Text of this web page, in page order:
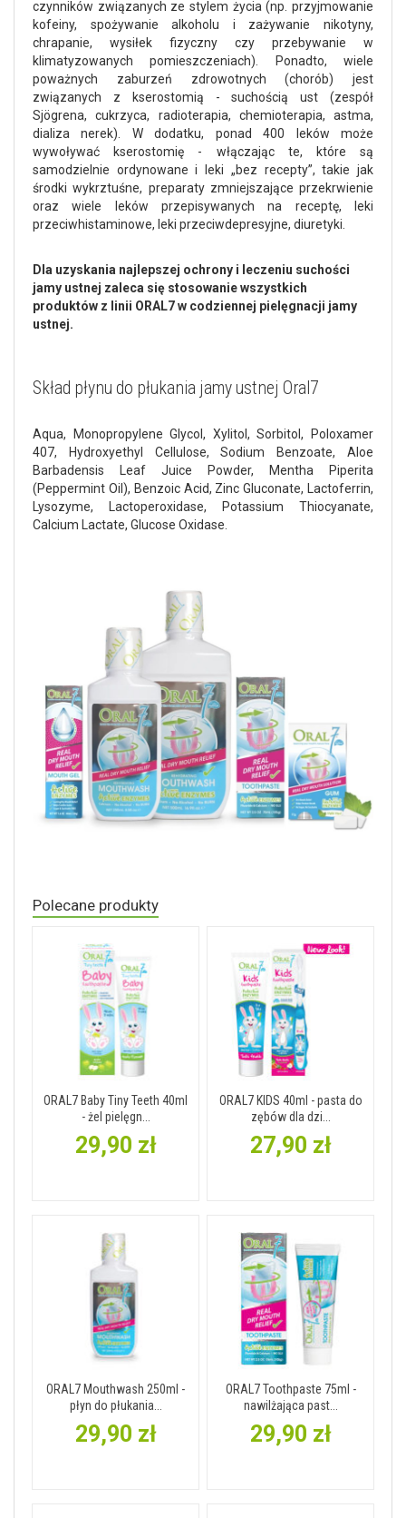
czynników związanych ze stylem życia (np. przyjmowanie
kofeiny, spożywanie alkoholu i zażywanie nikotyny,
chrapanie, wysiłek fizyczny czy przebywanie w
klimatyzowanych pomieszczeniach). Ponadto, wiele
poważnych zaburzeń zdrowotnych (chorób) jest
związanych z kserostomią - suchością ust (zespół
Sjögrena, cukrzyca, radioterapia, chemioterapia, astma,
dializa nerek). W dodatku, ponad 400 leków może
wywoływać kserostomię - włączając te, które są
samodzielnie ordynowane i leki „bez recepty”, takie jak
środki wykrztuśne, preparaty zmniejszające przekrwienie
oraz wiele leków przepisywanych na receptę, leki
przeciwhistaminowe, leki przeciwdepresyjne, diuretyki.
Dla uzyskania najlepszej ochrony i leczeniu suchości
jamy ustnej zaleca się stosowanie wszystkich
produktów z linii ORAL7 w codziennej pielęgnacji jamy
ustnej.
Skład płynu do płukania jamy ustnej Oral7
Aqua, Monopropylene Glycol, Xylitol, Sorbitol, Poloxamer
407, Hydroxyethyl Cellulose, Sodium Benzoate, Aloe
Barbadensis Leaf Juice Powder, Mentha Piperita
(Peppermint Oil), Benzoic Acid, Zinc Gluconate, Lactoferrin,
Lysozyme, Lactoperoxidase, Potassium Thiocyanate,
Calcium Lactate, Glucose Oxidase.
Polecane produkty
ORAL7 Baby Tiny Teeth 40ml
- żel pielęgn...
29,90 zł
ORAL7 KIDS 40ml - pasta do
zębów dla dzi...
27,90 zł
ORAL7 Mouthwash 250ml -
płyn do płukania...
29,90 zł
ORAL7 Toothpaste 75ml -
nawilżająca past...
29,90 zł